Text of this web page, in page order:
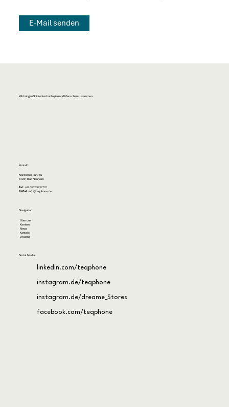
E-Mail senden
Wir bringen Spitzentechnologien und Menschen zusammen.
Kontakt
Nördlicher Park 16
61231 Bad Nauheim
Tel:+49 6032 9232720
E-Mail:info@teqphone.de
Navigation
Über uns
Karriere
News
Kontakt
Dreame
Social Media
linkedin.com/teqphone
instagram.de/teqphone
instagram.de/dreame_Stores
facebook.com/teqphone